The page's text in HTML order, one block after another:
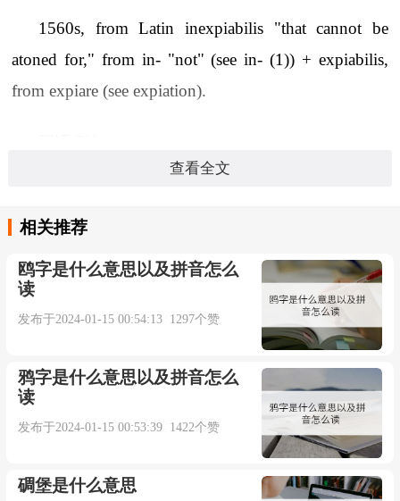
1560s, from Latin inexpiabilis "that cannot be
atoned for," from in- "not" (see in- (1)) + expiabilis,
from expiare (see expiation).
crime.
她认为这种行为是一种无可饶恕的罪行。
来自辞典例句
更多相关例句：
She regards this deed as such an inexpiable crime.
她认为这种行为是一种无可饶恕的罪行。【辞
查看全文
相关推荐
鸥字是什么意思以及拼音怎么
读
发布于2024-01-15 00:54:13 1297个赞
鸦字是什么意思以及拼音怎么
读
发布于2024-01-15 00:53:39 1422个赞
碉堡是什么意思